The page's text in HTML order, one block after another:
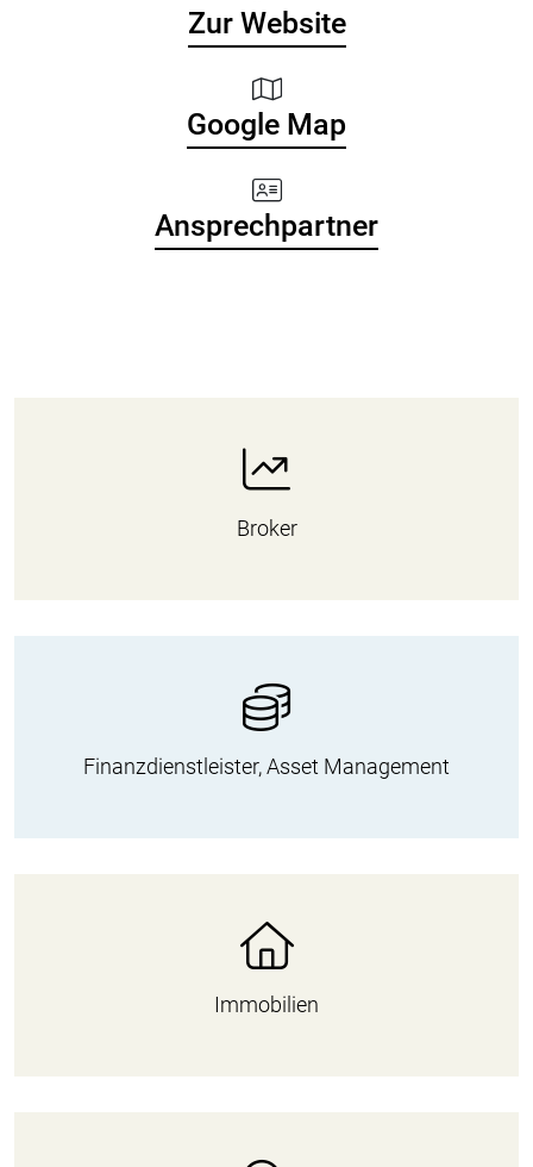
Zur Website
Google Map
Ansprechpartner
Broker
Finanzdienstleister, Asset Management
Immobilien